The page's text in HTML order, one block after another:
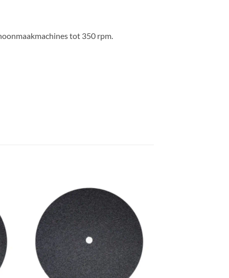
tot 350 rpm.